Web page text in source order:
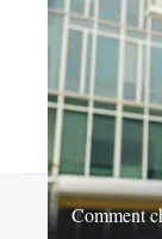
Comment